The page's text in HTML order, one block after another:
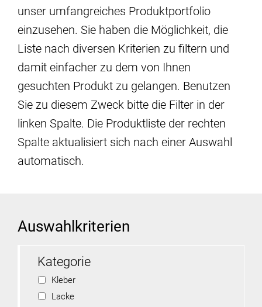
unser umfangreiches Produktportfolio
einzusehen. Sie haben die Möglichkeit, die
Liste nach diversen Kriterien zu filtern und
damit einfacher zu dem von Ihnen
gesuchten Produkt zu gelangen. Benutzen
Sie zu diesem Zweck bitte die Filter in der
linken Spalte. Die Produktliste der rechten
Spalte aktualisiert sich nach einer Auswahl
automatisch.
Auswahlkriterien
Kategorie
Kleber
Lacke